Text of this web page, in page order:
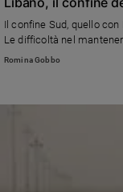
Il confine Sud, quello
Le difficoltà nel
Romina Gobbo